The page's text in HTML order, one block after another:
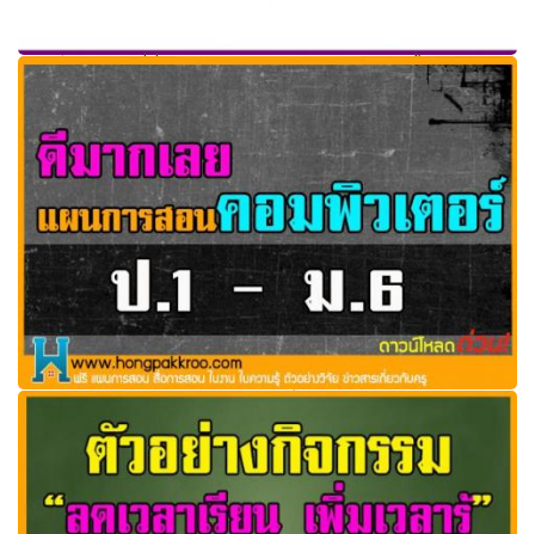
ดาวน์โหลดฟรีที่นี่!! แผนการจัดการเรียนรู้ครบทุกชั้น ด่วน!!!!!
รวมแผนการสอน วิชาคอมพิวเตอร์ เทคโนโลยีสารสนเทศ
ประถมถึงมัธยม